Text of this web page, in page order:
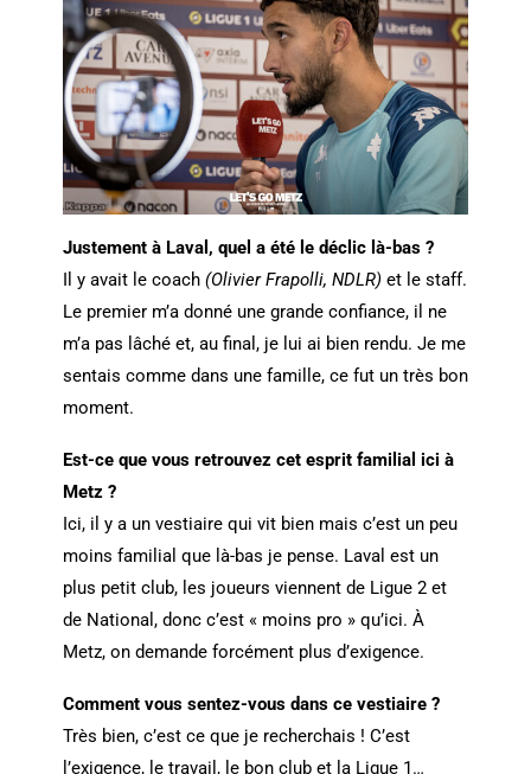
Justement à Laval, quel a été le déclic là-bas ?
Il y avait le coach (Olivier Frapolli, NDLR)et le staff.
Le premier m’a donné une grande confiance, il ne
m’a pas lâché et, au final, je lui ai bien rendu. Je me
sentais comme dans une famille, ce fut un très bon
moment.
Est-ce que vous retrouvez cet esprit familial ici à
Metz ?
Ici, il y a un vestiaire qui vit bien mais c’est un peu
moins familial que là-bas je pense. Laval est un
plus petit club, les joueurs viennent de Ligue 2 et
de National, donc c’est « moins pro » qu’ici. À
Metz, on demande forcément plus d’exigence.
Comment vous sentez-vous dans ce vestiaire ?
Très bien, c’est ce que je recherchais ! C’est
l’exigence, le travail, le bon club et la Ligue 1…